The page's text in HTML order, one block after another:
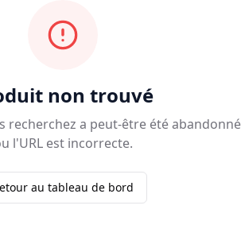
non trouvé
recherchez a peut-être été abandonné
l'URL est incorrecte.
au tableau de bord